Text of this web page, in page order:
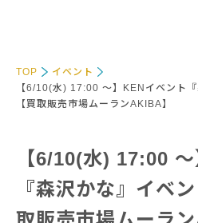
TOP
イベント
【6/10(水) 17:00 〜】KENイベント
【買取販売市場ムーランAKIBA】
【6/10(水) 17:00
『森沢かな』イベ